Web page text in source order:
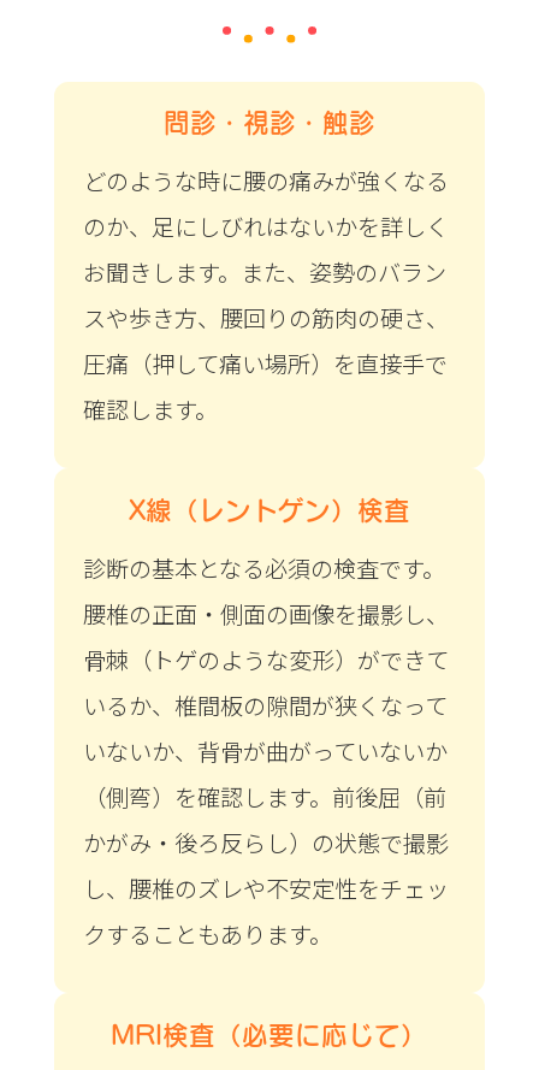
問診・視診・触診
どのような時に腰の痛みが強くなる
のか、足にしびれはないかを詳しく
お聞きします。また、姿勢のバラン
スや歩き方、腰回りの筋肉の硬さ、
圧痛（押して痛い場所）を直接手で
確認します。
X線（レントゲン）検査
診断の基本となる必須の検査です。
腰椎の正面・側面の画像を撮影し、
骨棘（トゲのような変形）ができて
いるか、椎間板の隙間が狭くなって
いないか、背骨が曲がっていないか
（側弯）を確認します。前後屈（前
かがみ・後ろ反らし）の状態で撮影
し、腰椎のズレや不安定性をチェッ
クすることもあります。
MRI検査（必要に応じて）